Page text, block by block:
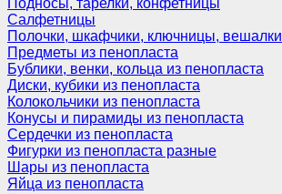
Подносы, тарелки, конфетницы
Салфетницы
Полочки, шкафчики, ключницы, вешалки
Предметы из пенопласта
Бублики, венки, кольца из пенопласта
Диски, кубики из пенопласта
Колокольчики из пенопласта
Конусы и пирамиды из пенопласта
Сердечки из пенопласта
Фигурки из пенопласта разные
Шары из пенопласта
Яйца из пенопласта